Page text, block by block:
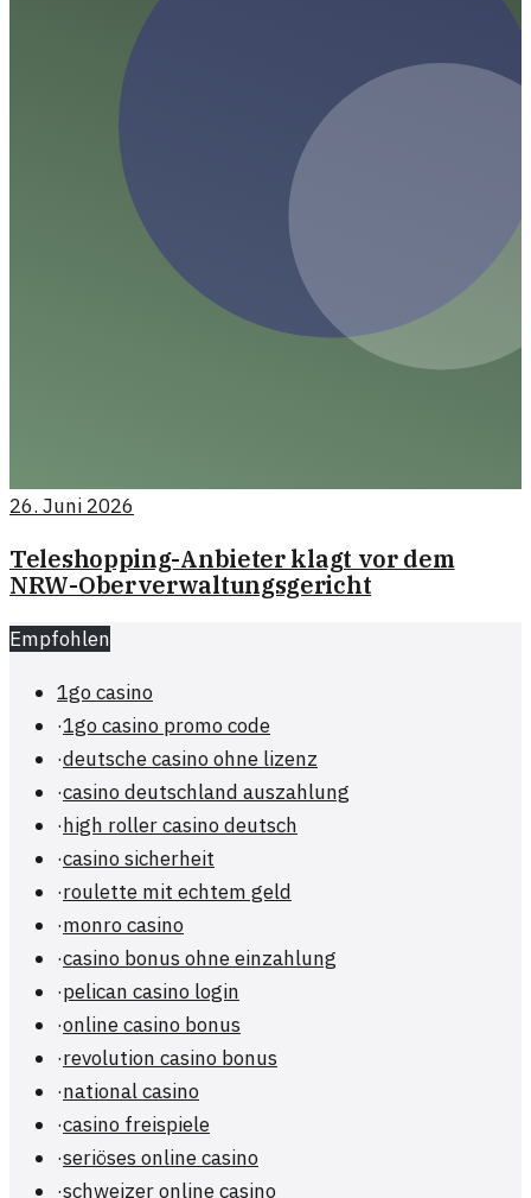
26. Juni 2026
Teleshopping-Anbieter klagt vor dem
NRW-Oberverwaltungsgericht
Empfohlen
1go casino
·1go casino promo code
·deutsche casino ohne lizenz
·casino deutschland auszahlung
·high roller casino deutsch
·casino sicherheit
·roulette mit echtem geld
·monro casino
·casino bonus ohne einzahlung
·pelican casino login
·online casino bonus
·revolution casino bonus
·national casino
·casino freispiele
·seriöses online casino
·schweizer online casino